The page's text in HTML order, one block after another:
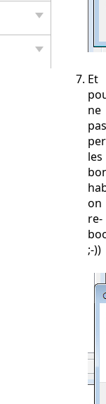
Et
ne
pas
les
on
re-
;-))